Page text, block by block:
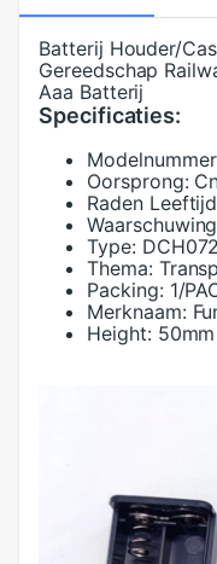
Batterij Houder/
Gereedschap
Aaa Batterij
Specificaties:
Oorsprong:
Raden
Type: DCH072
Thema:
Packing: 1/
Merknaam:
Height: 50mm